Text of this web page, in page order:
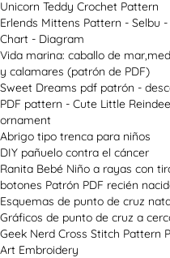
Unicorn Teddy Crochet Pattern
Erlends Mittens Pattern - Selbu
Chart - Diagram
Vida marina: caballo de
y calamares (patrón de PDF)
Sweet Dreams pdf patrón -
PDF pattern - Cute Little
ornament
Abrigo tipo trenca para niños
DIY pañuelo contra el cáncer
Ranita Bebé Niño a rayas con
botones Patrón PDF recién
Esquemas de punto de cruz
Gráficos de punto de cruz a
Geek Nerd Cross Stitch Pattern
Art Embroidery